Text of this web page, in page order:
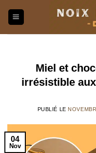
Miel et
irrésistible
PUBLIÉ LE
04
Nov